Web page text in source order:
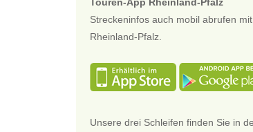
Streckeninfos auch mobil abrufen
Rheinland-Pfalz.
Unsere drei Schleifen finden Sie in